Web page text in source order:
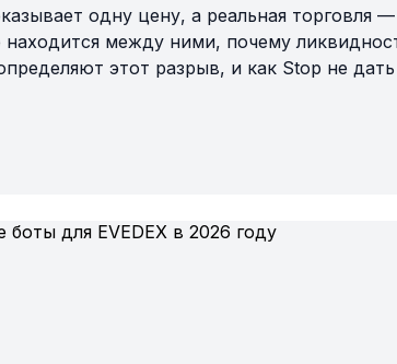
одну цену, а реальная торговля —
находится между ними, почему
этот разрыв, и как Stop не